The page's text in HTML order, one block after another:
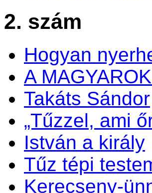
2. szám
Hogyan
A
Takáts Sándor
„Tűzzel, ami
István a király
Tűz tépi
Kerecseny-